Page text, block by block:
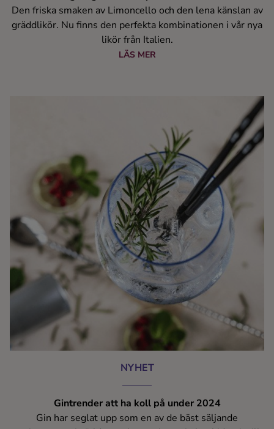
Den friska smaken av Limoncello och den lena känslan av
gräddlikör. Nu finns den perfekta kombinationen i vår nya
likör från Italien.
LÄS MER
NYHET
Gintrender att ha koll på under 2024
Gin har seglat upp som en av de bäst säljande